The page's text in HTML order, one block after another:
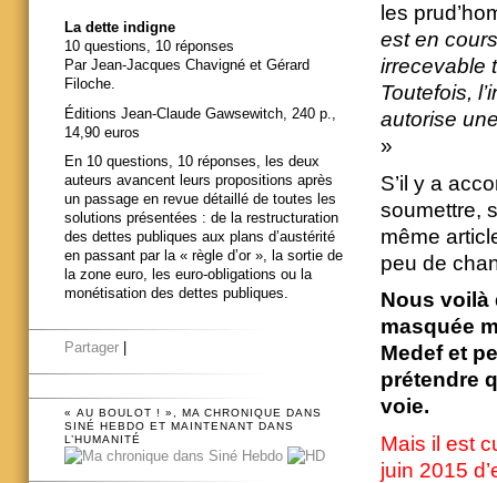
les
est en
irrecevable
Toutefois,
autorise
»
S’il y a
soumettre,
même
peu de
Nous voilà
masquée
Medef et
prétendre
voie.
Mais il est
juin 2015
La dette indigne
10 questions, 10 réponses
Par Jean-Jacques Chavigné et Gérard
Filoche.
Éditions Jean-Claude Gawsewitch, 240 p.,
14,90 euros
En 10 questions, 10 réponses, les deux
auteurs avancent leurs propositions après
un passage en revue détaillé de toutes les
solutions présentées : de la restructuration
des dettes publiques aux plans d’austérité
en passant par la « règle d’or », la sortie de
la zone euro, les euro-obligations ou la
monétisation des dettes publiques.
Partager
« AU BOULOT ! », MA CHRONIQUE DANS
SINÉ HEBDO ET MAINTENANT DANS
L’HUMANITÉ